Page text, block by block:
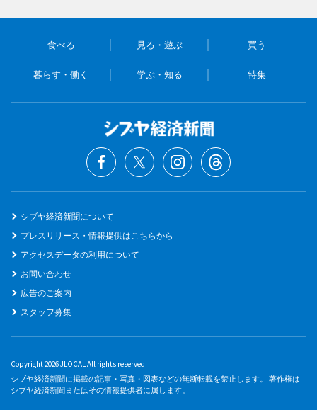
食べる 見る・遊ぶ 買う
暮らす・働く 学ぶ・知る 特集
シブヤ経済新聞について
プレスリリース・情報提供はこちらから
アクセスデータの利用について
お問い合わせ
広告のご案内
スタッフ募集
Copyright 2026 JLOCAL All rights reserved.
シブヤ経済新聞に掲載の記事・写真・図表などの無断転載を禁止します。 著作権は
シブヤ経済新聞またはその情報提供者に属します。